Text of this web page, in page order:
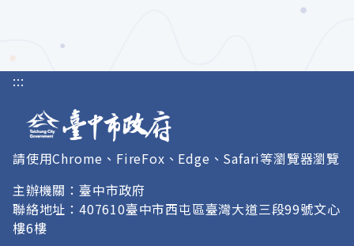
:::
請使用Chrome、FireFox、Edge、Safari等瀏覽器瀏覽
主辦機關：臺中市政府
聯絡地址：407610臺中市西屯區臺灣大道三段99號文心
樓6樓